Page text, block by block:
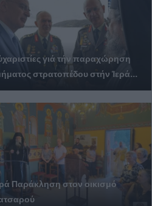
γιά τήν παραχώρηση
στρατοπέδου στήν Ἱερά...
Παράκληση στον οικισμό